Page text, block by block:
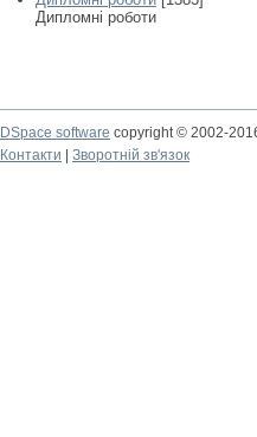
Дипломні роботи
DSpace software copyright © 2002-
Контакти
Зворотній зв'язок